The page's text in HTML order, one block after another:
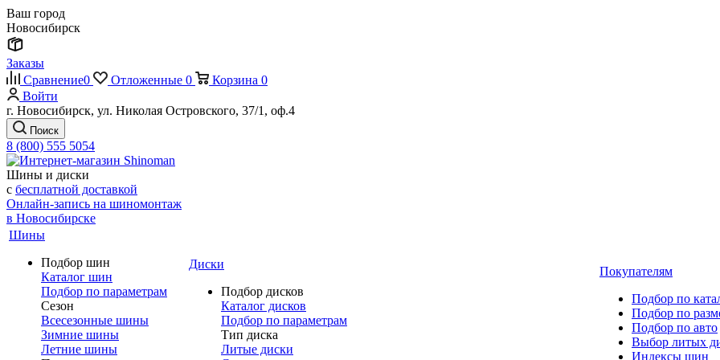
Ваш город
Новосибирск
Заказы
Сравнение0 Отложенные 0 Корзина 0
Войти
г. Новосибирск, ул. Николая Островского, 37/1, оф.4
Поиск
8 (800) 555 5054
Шины и диски
с бесплатной доставкой
Онлайн-запись на шиномонтаж
в Новосибирске
Шины
Подбор шин
Каталог шин
Подбор по параметрам
Сезон
Всесезонные шины
Зимние шины
Летние шины
Диски
Подбор дисков
Каталог дисков
Подбор по параметрам
Тип диска
Литые диски
Покупателям
Подбор по
Подбор по
Подбор по авто
Выбор литых
Индексы шин